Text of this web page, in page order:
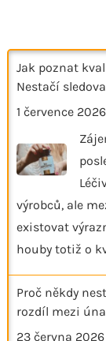
Jak poznat
Nestačí
1 července 2026
výrobců, ale
existovat
houby totiž o
Proč někdy
rozdíl mezi
23 června 2026